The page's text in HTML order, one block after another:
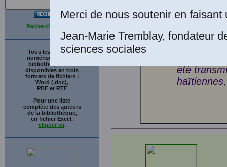
Recherche avancée
Tous les ouvrages
numérisés de cette
bibliothèque sont
disponibles en trois
formats de fichiers :
Word (.doc),
PDF et RTF
Pour une liste
complète des auteurs
de la bibliothèque,
en fichier Excel,
cliquer ici.
VAVAL,
formelle
été
Merci de nous soutenir en faisant
Jean-Marie Tremblay, fondateur
sciences sociales